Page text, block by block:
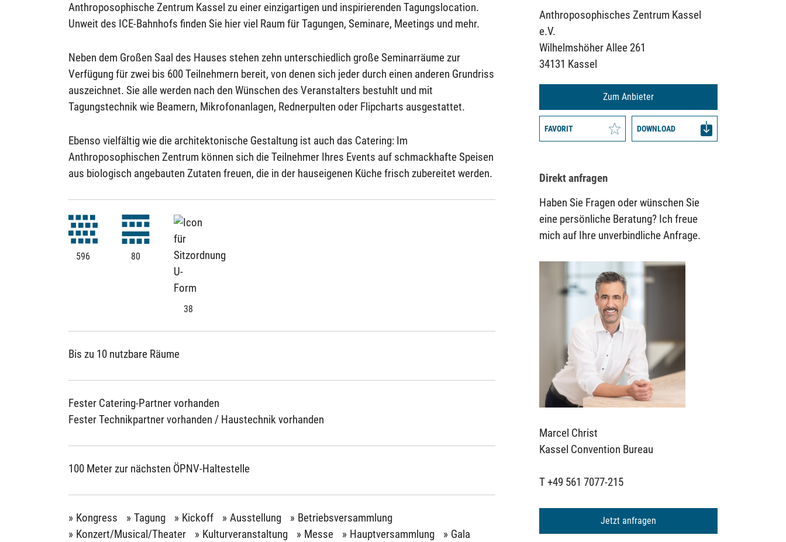
Anthroposophische Zentrum Kassel zu einer einzigartigen und inspirierenden Tagungslocation.
Unweit des ICE-Bahnhofs finden Sie hier viel Raum für Tagungen, Seminare, Meetings und mehr.
Neben dem Großen Saal des Hauses stehen zehn unterschiedlich große Seminarräume zur
Verfügung für zwei bis 600 Teilnehmern bereit, von denen sich jeder durch einen anderen Grundriss
auszeichnet. Sie alle werden nach den Wünschen des Veranstalters bestuhlt und mit
Tagungstechnik wie Beamern, Mikrofonanlagen, Rednerpulten oder Flipcharts ausgestattet.
Ebenso vielfältig wie die architektonische Gestaltung ist auch das Catering: Im
Anthroposophischen Zentrum können sich die Teilnehmer Ihres Events auf schmackhafte Speisen
aus biologisch angebauten Zutaten freuen, die in der hauseigenen Küche frisch zubereitet werden.
596 80
38
Bis zu 10 nutzbare Räume
Fester Catering-Partner vorhanden
Fester Technikpartner vorhanden / Haustechnik vorhanden
100 Meter zur nächsten ÖPNV-Haltestelle
Kongress Tagung Kickoff Ausstellung
Betriebsversammlung
Konzert/Musical/Theater
Kulturveranstaltung Messe Hauptversammlung Gala
Anthroposophisches Zentrum Kassel
e.V.
Wilhelmshöher Allee 261
34131 Kassel
Zum Anbieter
FAVORIT DOWNLOAD
Direkt anfragen
Haben Sie Fragen oder wünschen Sie
eine persönliche Beratung? Ich freue
mich auf Ihre unverbindliche Anfrage.
Marcel Christ
Kassel Convention Bureau
T +49 561 7077-215
Jetzt anfragen